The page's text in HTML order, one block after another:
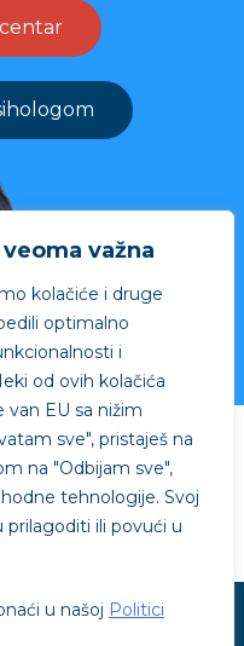
važna
kolačiće i druge
optimalno
i
od ovih kolačića
EU sa nižim
sve", pristaješ na
na "Odbijam sve",
tehnologije. Svoj
ili povući u
u našoj Politici